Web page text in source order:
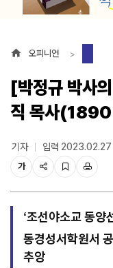
오피니언
[박정규 박사
직 목사
기자 입력
가
‘조선야소교 동양
동경성서학원서
추앙